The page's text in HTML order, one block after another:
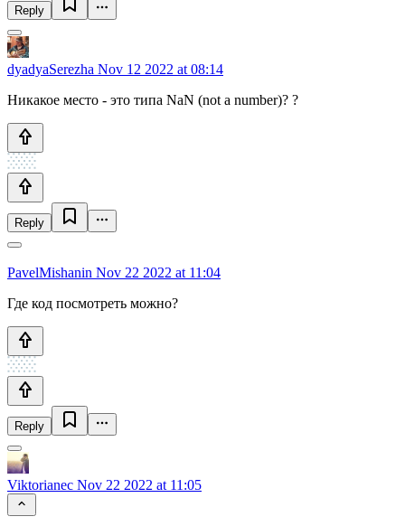
Reply
dyadyaSerezha Nov 12 2022 at 08:14
Никакое место - это типа NaN (not a number)? ?
Reply
PavelMishanin Nov 22 2022 at 11:04
Где код посмотреть можно?
Reply
Viktorianec Nov 22 2022 at 11:05